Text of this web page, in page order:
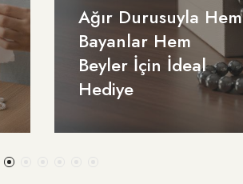
Ağır Durusuyla Hem
Bayanlar Hem
Beyler İçin İdeal
Hediye